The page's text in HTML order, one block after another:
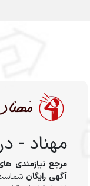
مهناد -
مرجع نیازمندی
آگهی رایگان